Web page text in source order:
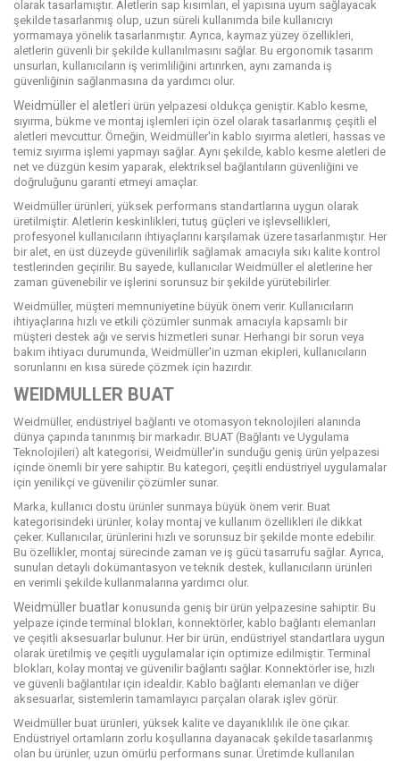
olarak tasarlamıştır. Aletlerin sap kısımları, el yapısına uyum sağlayacak
şekilde tasarlanmış olup, uzun süreli kullanımda bile kullanıcıyı
yormamaya yönelik tasarlanmıştır. Ayrıca, kaymaz yüzey özellikleri,
aletlerin güvenli bir şekilde kullanılmasını sağlar. Bu ergonomik tasarım
unsurları, kullanıcıların iş verimliliğini artırırken, aynı zamanda iş
güvenliğinin sağlanmasına da yardımcı olur.
Weidmüller el aletleri ürün yelpazesi oldukça geniştir. Kablo kesme,
sıyırma, bükme ve montaj işlemleri için özel olarak tasarlanmış çeşitli el
aletleri mevcuttur. Örneğin, Weidmüller'in kablo sıyırma aletleri, hassas ve
temiz sıyırma işlemi yapmayı sağlar. Aynı şekilde, kablo kesme aletleri de
net ve düzgün kesim yaparak, elektriksel bağlantıların güvenliğini ve
doğruluğunu garanti etmeyi amaçlar.
Weidmüller ürünleri, yüksek performans standartlarına uygun olarak
üretilmiştir. Aletlerin keskinlikleri, tutuş güçleri ve işlevsellikleri,
profesyonel kullanıcıların ihtiyaçlarını karşılamak üzere tasarlanmıştır. Her
bir alet, en üst düzeyde güvenilirlik sağlamak amacıyla sıkı kalite kontrol
testlerinden geçirilir. Bu sayede, kullanıcılar Weidmüller el aletlerine her
zaman güvenebilir ve işlerini sorunsuz bir şekilde yürütebilirler.
Weidmüller, müşteri memnuniyetine büyük önem verir. Kullanıcıların
ihtiyaçlarına hızlı ve etkili çözümler sunmak amacıyla kapsamlı bir
müşteri destek ağı ve servis hizmetleri sunar. Herhangi bir sorun veya
bakım ihtiyacı durumunda, Weidmüller'in uzman ekipleri, kullanıcıların
sorunlarını en kısa sürede çözmek için hazırdır.
WEIDMULLER BUAT
Weidmüller, endüstriyel bağlantı ve otomasyon teknolojileri alanında
dünya çapında tanınmış bir markadır. BUAT (Bağlantı ve Uygulama
Teknolojileri) alt kategorisi, Weidmüller'in sunduğu geniş ürün yelpazesi
içinde önemli bir yere sahiptir. Bu kategori, çeşitli endüstriyel uygulamalar
için yenilikçi ve güvenilir çözümler sunar.
Marka, kullanıcı dostu ürünler sunmaya büyük önem verir. Buat
kategorisindeki ürünler, kolay montaj ve kullanım özellikleri ile dikkat
çeker. Kullanıcılar, ürünlerini hızlı ve sorunsuz bir şekilde monte edebilir.
Bu özellikler, montaj sürecinde zaman ve iş gücü tasarrufu sağlar. Ayrıca,
sunulan detaylı dokümantasyon ve teknik destek, kullanıcıların ürünleri
en verimli şekilde kullanmalarına yardımcı olur.
Weidmüller buatlar konusunda geniş bir ürün yelpazesine sahiptir. Bu
yelpaze içinde terminal blokları, konnektörler, kablo bağlantı elemanları
ve çeşitli aksesuarlar bulunur. Her bir ürün, endüstriyel standartlara uygun
olarak üretilmiş ve çeşitli uygulamalar için optimize edilmiştir. Terminal
blokları, kolay montaj ve güvenilir bağlantı sağlar. Konnektörler ise, hızlı
ve güvenli bağlantılar için idealdir. Kablo bağlantı elemanları ve diğer
aksesuarlar, sistemlerin tamamlayıcı parçaları olarak işlev görür.
Weidmüller buat ürünleri, yüksek kalite ve dayanıklılık ile öne çıkar.
Endüstriyel ortamların zorlu koşullarına dayanacak şekilde tasarlanmış
olan bu ürünler, uzun ömürlü performans sunar. Üretimde kullanılan